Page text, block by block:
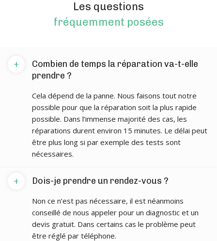
Les questions
fréquemment posées
Combien de temps la réparation va-t-elle
prendre ?
+
Cela dépend de la panne. Nous faisons tout notre
possible pour que la réparation soit la plus rapide
possible. Dans l’immense majorité des cas, les
réparations durent environ 15 minutes. Le délai peut
être plus long si par exemple des tests sont
nécessaires.
Dois-je prendre un rendez-vous ?
+
Non ce n’est pas nécessaire, il est néanmoins
conseillé de nous appeler pour un diagnostic et un
devis gratuit. Dans certains cas le problème peut
être réglé par téléphone.